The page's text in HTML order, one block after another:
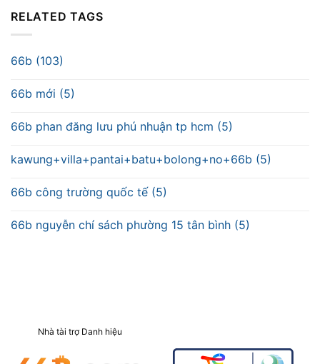
RELATED TAGS
66b (103)
66b mới (5)
66b phan đăng lưu phú nhuận tp hcm (5)
kawung+villa+pantai+batu+bolong+no+66b (5)
66b công trường quốc tế (5)
66b nguyễn chí sách phường 15 tân bình (5)
Nhà tài trợ Danh hiệu